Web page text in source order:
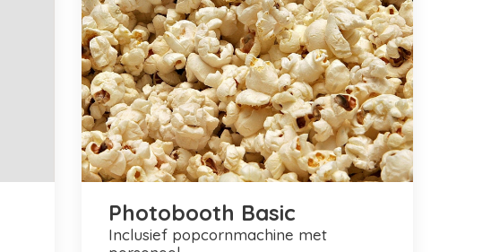
Photobooth Basic
inclusief popcornmachine met